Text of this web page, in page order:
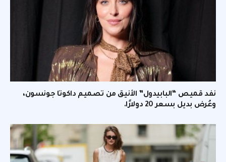
نفد قميص “البابيدول” الأنيق من تصميم داكوتا جونسون،
وعُرض بديل بسعر 20 دولارًا.